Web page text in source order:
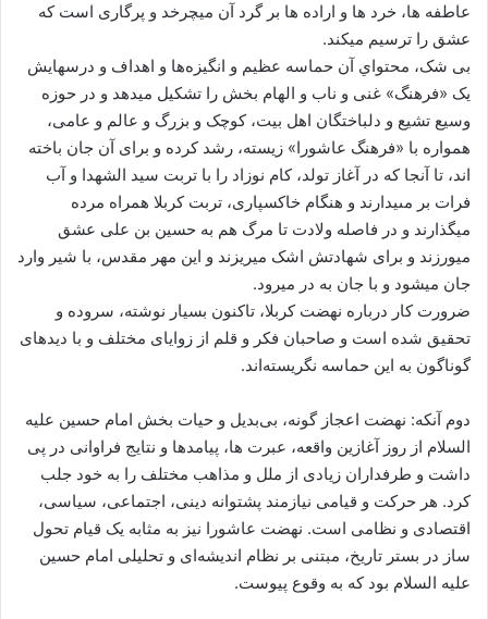
عاطفه ها، خرد ها و اراده ها بر گرد آن میچرخد و پرگارى است که
‏عشق را ترسیم می‏کند.
بى شک، محتواي آن حماسه عظیم و انگیزه‌ها و اهداف و درسهایش
یک ‏«فرهنگ‏» غنى و ناب و الهام بخش را تشکیل می‏دهد و در حوزه
وسیع تشیع و دلباختگان اهل بیت، کوچک و بزرگ و عالم و عامی،
همواره با «فرهنگ عاشورا» زیسته، رشد کرده و براى آن جان باخته
‏اند، تا آنجا که در آغاز تولد، کام نوزاد را با تربت ‏سید الشهدا و آب
فرات بر مىیدارند و هنگام خاکسپاری، تربت کربلا همراه مرده
میگذارند و در فاصله ولادت تا مرگ هم به حسین بن على‏ عشق
‏می‏ورزند و براى شهادتش اشک میریزند و این مهر مقدس، با شیر وارد
جان‏ می‏شود و با جان به در می‏رود.
ضرورت کار درباره نهضت کربلا، تاکنون بسیار نوشته، سروده و
تحقیق شده است و صاحبان فکر و قلم از زوایای مختلف و با دیدهای
گوناگون به این حماسه‏ نگریسته‌اند.
دوم آنکه: نهضت اعجاز گونه، بی‌بدیل و حیات ‌بخش امام حسین علیه
السلام از روز آغازین واقعه، عبرت ها، پیامدها و نتایج فراوانی در پی
داشت و طرفداران زیادی از ملل و مذاهب مختلف را به خود جلب
کرد. هر حرکت و قیامی نیازمند پشتوانه دینی، اجتماعی، سیاسی،
اقتصادی و نظامی است. نهضت عاشورا نیز به مثابه یک قیام تحول
ساز در بستر تاریخ، مبتنی بر نظام اندیشه‌ای و تحلیلی امام حسین
علیه السلام بود که به وقوع پیوست.